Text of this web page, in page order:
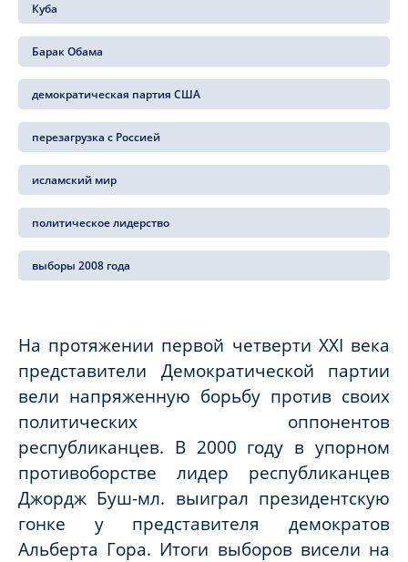
Куба
Барак Обама
демократическая партия США
перезагрузка с Россией
исламский мир
политическое лидерство
выборы 2008 года
На протяжении первой четверти XXI века
представители Демократической партии
вели напряженную борьбу против своих
политических оппонентов
республиканцев. В 2000 году в упорном
противоборстве лидер республиканцев
Джордж Буш-мл. выиграл президентскую
гонке у представителя демократов
Альберта Гора. Итоги выборов висели на